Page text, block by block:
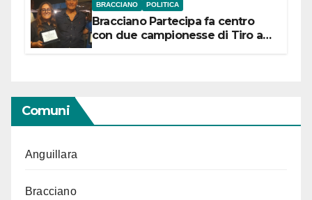
BRACCIANO POLITICA
Bracciano Partecipa fa centro
con due campionesse di Tiro a
Comuni
Anguillara
Bracciano